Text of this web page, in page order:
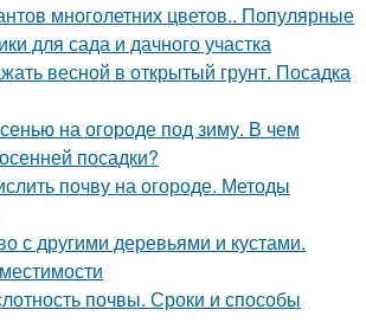
многолетних цветов.. Популярные
для сада и дачного участка
весной в открытый грунт. Посадка
на огороде под зиму. В чем
посадки?
почву на огороде. Методы
с другими деревьями и кустами.
почвы. Сроки и способы